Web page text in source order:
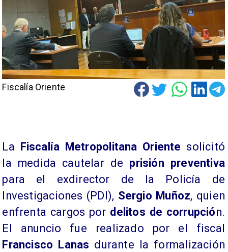
Fiscalía Oriente
La Fiscalía Metropolitana Oriente solicitó
la medida cautelar de prisión preventiva
para el exdirector de la Policía de
Investigaciones (PDI), Sergio Muñoz, quien
enfrenta cargos por delitos de corrupción.
El anuncio fue realizado por el fiscal
Francisco Lanas durante la formalización